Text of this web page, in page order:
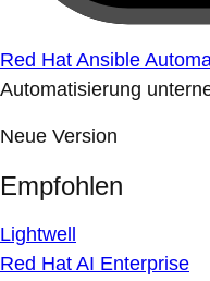
Red Hat Ansible
Automatisierung
Neue Version
Empfohlen
Lightwell
Red Hat AI Enterprise